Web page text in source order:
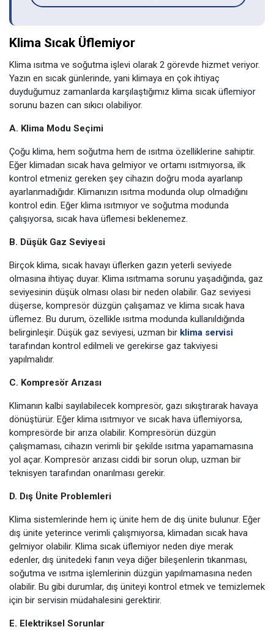
Klima Sıcak Üflemiyor
Klima ısıtma ve soğutma işlevi olarak 2 görevde hizmet veriyor.
Yazın en sıcak günlerinde, yani klimaya en çok ihtiyaç
duyduğumuz zamanlarda karşılaştığımız klima sıcak üflemiyor
sorunu bazen can sıkıcı olabiliyor.
A. Klima Modu Seçimi
Çoğu klima, hem soğutma hem de ısıtma özelliklerine sahiptir.
Eğer klimadan sıcak hava gelmiyor ve ortamı ısıtmıyorsa, ilk
kontrol etmeniz gereken şey cihazın doğru moda ayarlanıp
ayarlanmadığıdır. Klimanızın ısıtma modunda olup olmadığını
kontrol edin. Eğer klima ısıtmıyor ve soğutma modunda
çalışıyorsa, sıcak hava üflemesi beklenemez.
B. Düşük Gaz Seviyesi
Birçok klima, sıcak havayı üflerken gazın yeterli seviyede
olmasına ihtiyaç duyar. Klima ısıtmama sorunu yaşadığında, gaz
seviyesinin düşük olması olası bir neden olabilir. Gaz seviyesi
düşerse, kompresör düzgün çalışamaz ve klima sıcak hava
üflemez. Bu durum, özellikle ısıtma modunda kullanıldığında
belirginleşir. Düşük gaz seviyesi, uzman bir klima servisi
tarafından kontrol edilmeli ve gerekirse gaz takviyesi
yapılmalıdır.
C. Kompresör Arızası
Klimanın kalbi sayılabilecek kompresör, gazı sıkıştırarak havaya
dönüştürür. Eğer klima ısıtmıyor ve sıcak hava üflemiyorsa,
kompresörde bir arıza olabilir. Kompresörün düzgün
çalışmaması, cihazın verimli bir şekilde ısıtma yapamamasına
yol açar. Kompresör arızası ciddi bir sorun olup, uzman bir
teknisyen tarafından onarılması gerekir.
D. Dış Ünite Problemleri
Klima sistemlerinde hem iç ünite hem de dış ünite bulunur. Eğer
dış ünite yeterince verimli çalışmıyorsa, klimadan sıcak hava
gelmiyor olabilir. Klima sıcak üflemiyor neden diye merak
edenler, dış ünitedeki fanın veya diğer bileşenlerin tıkanması,
soğutma ve ısıtma işlemlerinin düzgün yapılmamasına neden
olabilir. Bu gibi durumlar, dış üniteyi kontrol etmek ve temizlemek
için bir servisin müdahalesini gerektirir.
E. Elektriksel Sorunlar